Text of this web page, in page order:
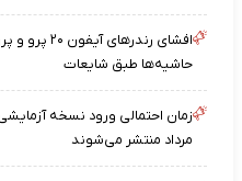
افشای
حاشیه‌ها طبق شایعات
مرداد منتشر می‌شوند